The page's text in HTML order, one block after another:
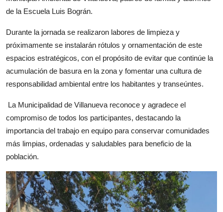
de la Escuela Luis Bográn.
Durante la jornada se realizaron labores de limpieza y
próximamente se instalarán rótulos y ornamentación de este
espacios estratégicos, con el propósito de evitar que continúe la
acumulación de basura en la zona y fomentar una cultura de
responsabilidad ambiental entre los habitantes y transeúntes.
La Municipalidad de Villanueva reconoce y agradece el
compromiso de todos los participantes, destacando la
importancia del trabajo en equipo para conservar comunidades
más limpias, ordenadas y saludables para beneficio de la
población.